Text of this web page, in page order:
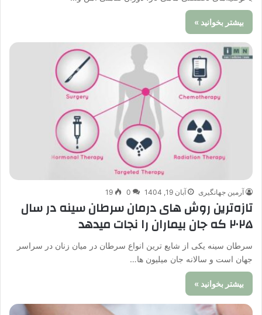
بیشتر بخوانید »
آرمین جهانگیری آبان 19, 1404 0
19
تازه‌ترین روش های درمان سرطان سینه در سال
۲۰۲۵ که جان بیماران را نجات میدهد
سرطان سینه یکی از شایع ترین انواع سرطان در میان زنان در سراسر
جهان است و سالانه جان میلیون ها…
بیشتر بخوانید »